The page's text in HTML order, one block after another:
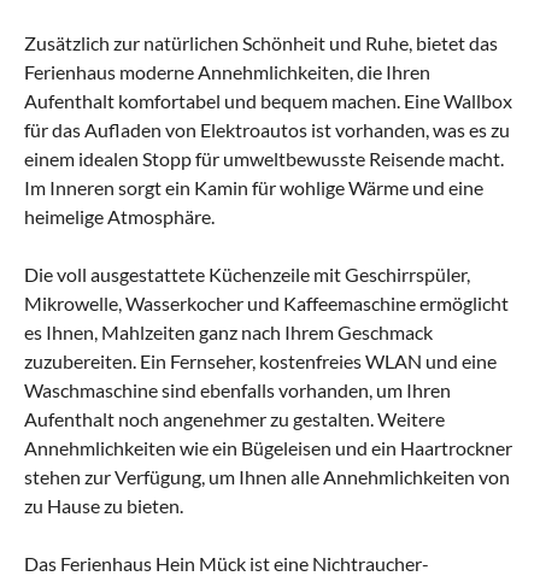
Zusätzlich zur natürlichen Schönheit und Ruhe, bietet das
Ferienhaus moderne Annehmlichkeiten, die Ihren
Aufenthalt komfortabel und bequem machen. Eine Wallbox
für das Aufladen von Elektroautos ist vorhanden, was es zu
einem idealen Stopp für umweltbewusste Reisende macht.
Im Inneren sorgt ein Kamin für wohlige Wärme und eine
heimelige Atmosphäre.
Die voll ausgestattete Küchenzeile mit Geschirrspüler,
Mikrowelle, Wasserkocher und Kaffeemaschine ermöglicht
es Ihnen, Mahlzeiten ganz nach Ihrem Geschmack
zuzubereiten. Ein Fernseher, kostenfreies WLAN und eine
Waschmaschine sind ebenfalls vorhanden, um Ihren
Aufenthalt noch angenehmer zu gestalten. Weitere
Annehmlichkeiten wie ein Bügeleisen und ein Haartrockner
stehen zur Verfügung, um Ihnen alle Annehmlichkeiten von
zu Hause zu bieten.
Das Ferienhaus Hein Mück ist eine Nichtraucher-